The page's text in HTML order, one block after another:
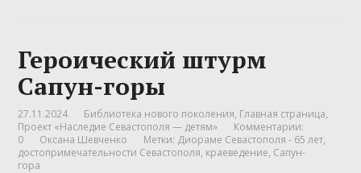
Героический штурм
Сапун-горы
27.11.2024 Библиотека нового поколения, Главная страница,
Проект «Наследие Севастополя — детям»
Комментарии:
0
Оксана Шевченко Метки: Диораме Севастополя - 65 лет,
достопримечательности Севастополя, краеведение, Сапун-
гора